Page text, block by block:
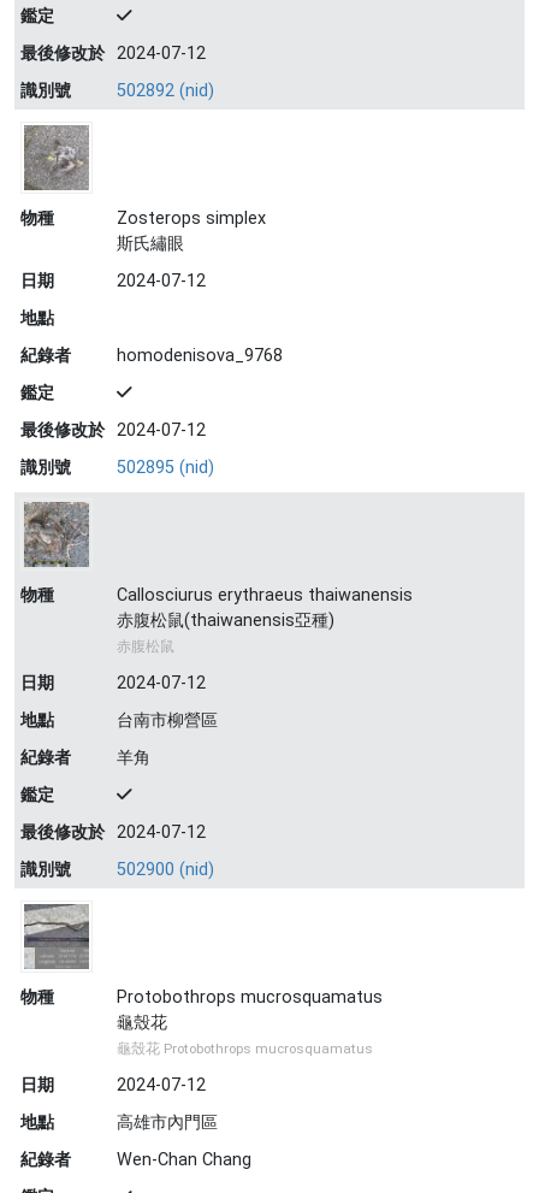
鑑定
最後修改於 2024-07-12
識別號
502892 (nid)
物種
Zosterops simplex
斯氏繡眼
日期
2024-07-12
地點
紀錄者
homodenisova_9768
鑑定
最後修改於 2024-07-12
識別號
502895 (nid)
物種
Callosciurus erythraeus thaiwanensis
赤腹松鼠(thaiwanensis亞種)
赤腹松鼠
日期
2024-07-12
地點
台南市柳營區
紀錄者
羊角
鑑定
最後修改於 2024-07-12
識別號
502900 (nid)
物種
Protobothrops mucrosquamatus
龜殼花
龜殼花 Protobothrops mucrosquamatus
日期
2024-07-12
地點
高雄市內門區
紀錄者
Wen-Chan Chang